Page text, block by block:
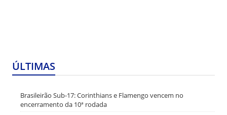
ÚLTIMAS
Brasileirão Sub-17: Corinthians e Flamengo vencem no
encerramento da 10ª rodada